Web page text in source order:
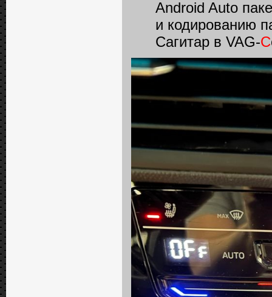
Android Auto
и кодированию
Сагитар в VAG-C